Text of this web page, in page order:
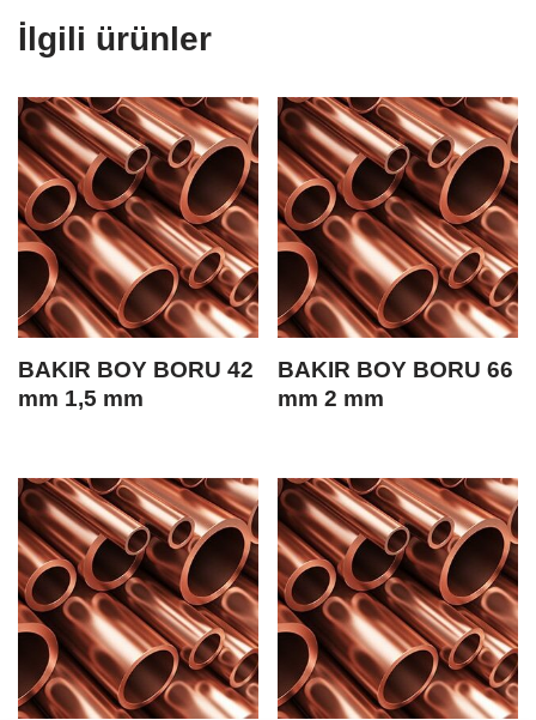
İlgili ürünler
BAKIR BOY BORU 42
mm 1,5 mm
BAKIR BOY BORU 66
mm 2 mm